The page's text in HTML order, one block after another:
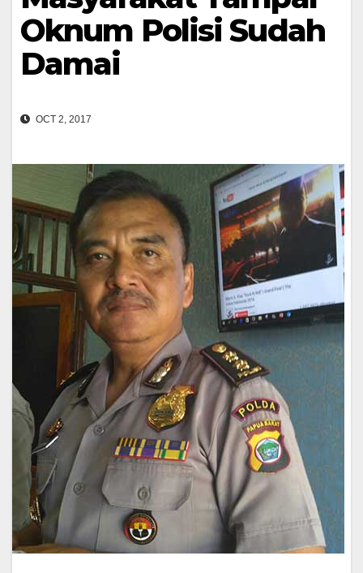
Oknum Polisi Sudah
Damai
OCT 2, 2017